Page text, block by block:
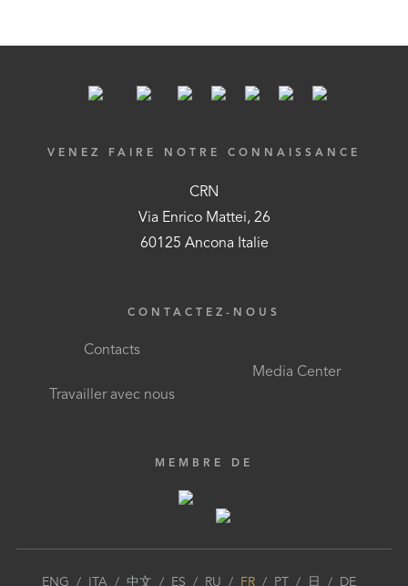
VENEZ FAIRE NOTRE CONNAISSANCE
CRN
Via Enrico Mattei, 26
60125 Ancona Italie
CONTACTEZ-NOUS
Contacts
Travailler avec nous
Media Center
MEMBRE DE
ENG / ITA/ 中文 / ES / RU / FR/ PT / 日 / DE